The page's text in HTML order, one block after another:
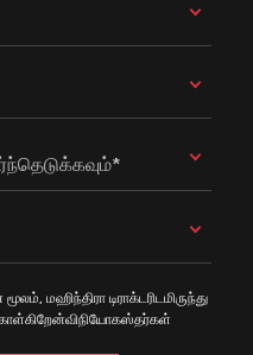
மஹிந்திரா டிராக்டரிடமிருந்து